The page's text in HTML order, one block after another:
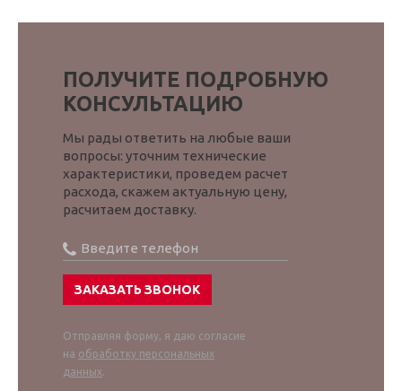
ПОЛУЧИТЕ ПОДРОБНУЮ
КОНСУЛЬТАЦИЮ
Мы рады ответить на любые ваши
вопросы: уточним технические
характеристики, проведем расчет
расхода, скажем актуальную цену,
расчитаем доставку.
Отправляя форму, я даю согласие
на обработку персональных
данных.